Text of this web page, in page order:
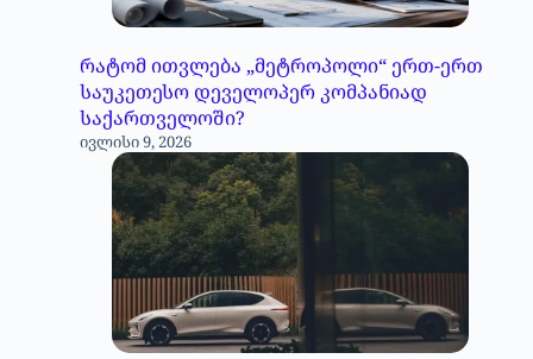
რატომ ითვლება „მეტროპოლი“ ერთ-ერთ
საუკეთესო დეველოპერ კომპანიად
საქართველოში?
ივლისი 9, 2026